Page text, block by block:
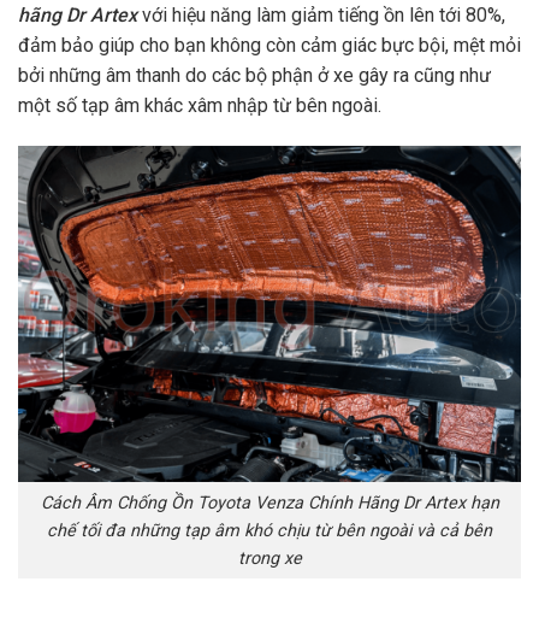
hãng Dr Artexvới hiệu năng làm giảm tiếng ồn lên tới 80%,
đảm bảo giúp cho bạn không còn cảm giác bực bội, mệt mỏi
bởi những âm thanh do các bộ phận ở xe gây ra cũng như
một số tạp âm khác xâm nhập từ bên ngoài.
Cách Âm Chống Ồn Toyota Venza Chính Hãng Dr Artex hạn
chế tối đa những tạp âm khó chịu từ bên ngoài và cả bên
trong xe